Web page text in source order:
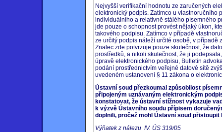
Nejvyšší verifikační hodnotu ze zaručených
elektronický podpis. Zatímco u vlastnoručního
individuálního a relativně stálého písemného
jde pouze o schopnost provést nějaký úkon,
takového podpisu. Zatímco v případě
ze určitý podpis náleží určité osobě, v
Znalec zde potvrzuje pouze skutečnost, že
prostředků, a nikoli skutečnost, že ji
úpravě elektronického podpisu, Bulletin
podání prostřednictvím veřejné datové sítě
uvedeném ustanovení § 11 zákona o
Ústavní soud přezkoumal způsobilost
připojeným uznávaným elektronickým
konstatovat, že ústavní stížnost vykazuje
k výzvě Ústavního soudu přípisem
doplnili, pročež mohl Ústavní soud
Výňatek z nálezu IV. ÚS 319/05